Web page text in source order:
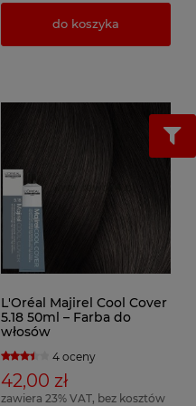
do koszyka
L'Oréal Majirel Cool Cover
5.18 50ml – Farba do
włosów
4 oceny
42,00 zł
zawiera 23% VAT, bez kosztów